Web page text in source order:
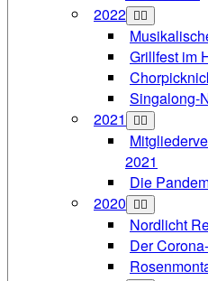
2022
Grillfest im
Singalong-
2021
2021
Die
2020
Nordlicht
Der